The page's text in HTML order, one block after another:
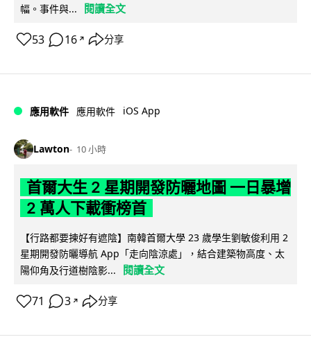
幅。事件與...
閱讀全文
53 16 ↗ 分享
應用軟件 應用軟件 iOS App
Lawton 10 小時
首爾大生 2 星期開發防曬地圖 一日暴增
2 萬人下載衝榜首
【行路都要揀好有遮陰】南韓首爾大學 23 歲學生劉敏俊利用 2
星期開發防曬導航 App「走向陰涼處」，結合建築物高度、太
陽仰角及行道樹陰影...
閱讀全文
71 3 ↗ 分享